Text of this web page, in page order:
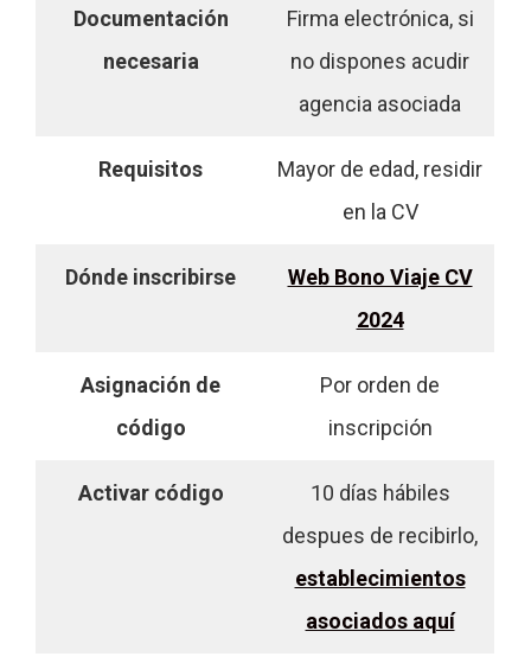
Documentación
necesaria
Firma electrónica, si
no dispones acudir
agencia asociada
Requisitos
Mayor de edad, residir
en la CV
Dónde inscribirse
Web Bono Viaje CV
2024
Asignación de
código
Por orden de
inscripción
Activar código
10 días hábiles
despues de recibirlo,
establecimientos
asociados aquí